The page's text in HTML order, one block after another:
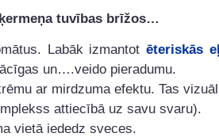
tuvības brīžos…
Labāk izmantotēteriskās
un….veido pieradumu.
ar mirdzuma efektu. Tas
attiecībā uz savu svaru).
vietā iededz sveces.